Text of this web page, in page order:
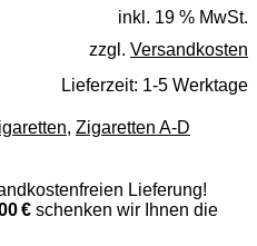
inkl. 19 % MwSt.
zzgl. Versandkosten
Lieferzeit: 1-5 Werktage
, Zigaretten A-D
Lieferung!
€ schenken wir Ihnen die